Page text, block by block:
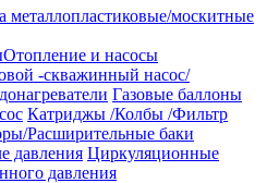
металлопластиковые/москитные
Отопление и насосы
-скважинный насос/
Газовые баллоны
Катриджы /Колбы /Фильтр
Расширительные баки
давления Циркуляционные
давления